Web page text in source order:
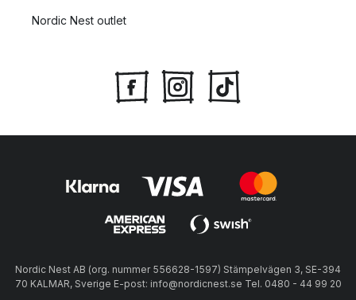
Nordic Nest outlet
Nordic Nest AB (org. nummer 556628-1597) Stämpelvägen 3, SE-394
70 KALMAR, Sverige E-post: info@nordicnest.se Tel. 0480 - 44 99 20